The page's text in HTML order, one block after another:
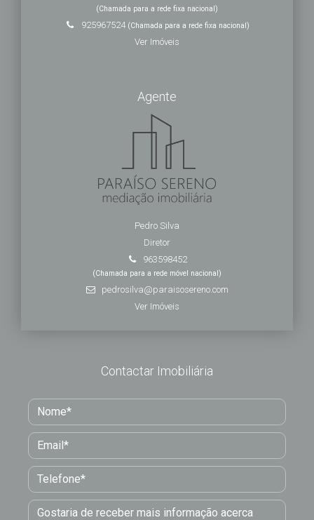
(Chamada para a rede fixa nacional)
925967524(Chamada para a rede fixa nacional)
Ver Imóveis
Agente
Pedro Silva
Diretor
963598452
(Chamada para a rede móvel nacional)
pedrosilva@paraisosereno.com
Ver Imóveis
Contactar Imobiliária